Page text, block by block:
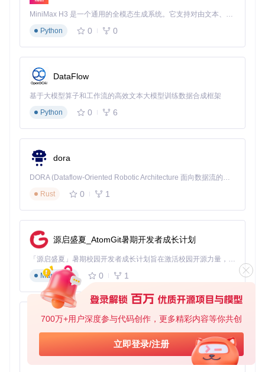
700万+用户深度参与代码创作，更多精彩内容等你共创
立即登录/注册
MiniMax H3 是一个通用的全模态生成系统。它支持对由文本、图像、视频和音频组成的多模态上下文进行统一理解，并能生成分辨率高达 2K、时长可达 15 秒的带原生立体声音频的视频。得益于面向任务泛化的系统设计，H3 在预训练阶段就已具备广泛的多模态上下文理解与生成能力，能够出色地执行复杂的多模态指令。
Python
0 0
DataFlow
基于大模型算子和工作流的高效文本大模型训练数据合成框架
Python
0 6
dora
DORA (Dataflow-Oriented Robotic Architecture 面向数据流的机器人架构) 是为 AI 与具身智能机器人打造的高性能开发框架，以数据流范式重构开发逻辑，原生支持分布式部署与端边云协同 —— 无需复杂适配，即可实现一体端到端具身大小脑、VLA等模型部署，无缝衔接感知、推理、控制全链路，让 AI 能力与机器人动作深度融合。 依托 Rust 内核与零拷贝通信技术，它将具身大小脑、VLA等模型推理、多模态数据融合延迟压缩至微秒级，同时兼容 ROS2 生态与国产 AI 芯片，彻底降低具身智能机器人的开发门槛，让分布式部署下的 AI 赋能创新更高效、更灵活。
Rust
0 1
源启盛夏_AtomGit暑期开发者成长计划
「源启盛夏」暑期校园开发者成长计划旨在激活校园开源力量，通过积分激励、认证扶持、资源倾斜等形式，引导高校组织和开发者完成「入驻 — 建项目 — 做贡献 — 获认证 — 得资源」的完整闭环。无论你是想带领社团入驻平台的组织者，还是希望用代码贡献证明自己的开发者，都能在这里找到属于你的成长路径。
Markdown
0 1
py-xiaozhi
基于Python的Xiaozhi AI，适用于想要完整Xiaozhi体验而无需拥有专用硬件的用户。
Python
0 1